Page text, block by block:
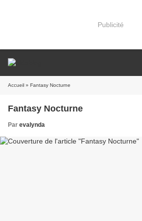
Publicité
Accueil » Fantasy Nocturne
Fantasy Nocturne
Par evalynda